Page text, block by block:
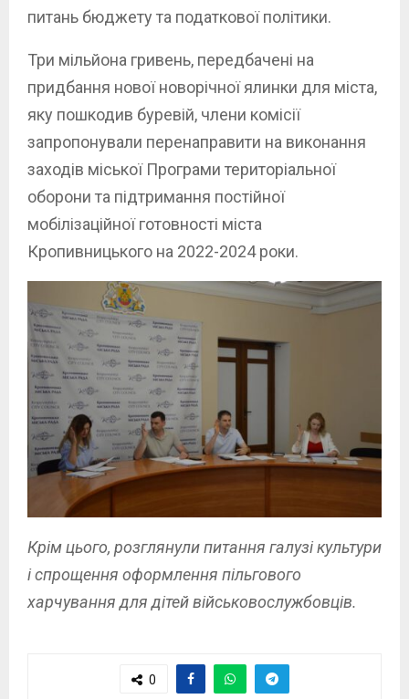
питань бюджету та податкової політики.
Три мільйона гривень, передбачені на
придбання нової новорічної ялинки для міста,
яку пошкодив буревій, члени комісії
запропонували перенаправити на виконання
заходів міської Програми територіальної
оборони та підтримання постійної
мобілізаційної готовності міста
Кропивницького на 2022-2024 роки.
Крім цього, розглянули питання галузі культури
і спрощення оформлення пільгового
харчування для дітей військовослужбовців.
0